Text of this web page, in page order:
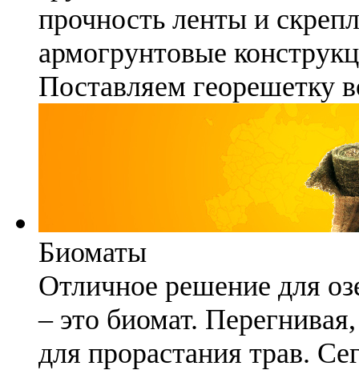
прочность ленты и
армогрунтовые
Поставляем георешетку
Биоматы
Отличное решение для
– это биомат.
для прорастания трав.